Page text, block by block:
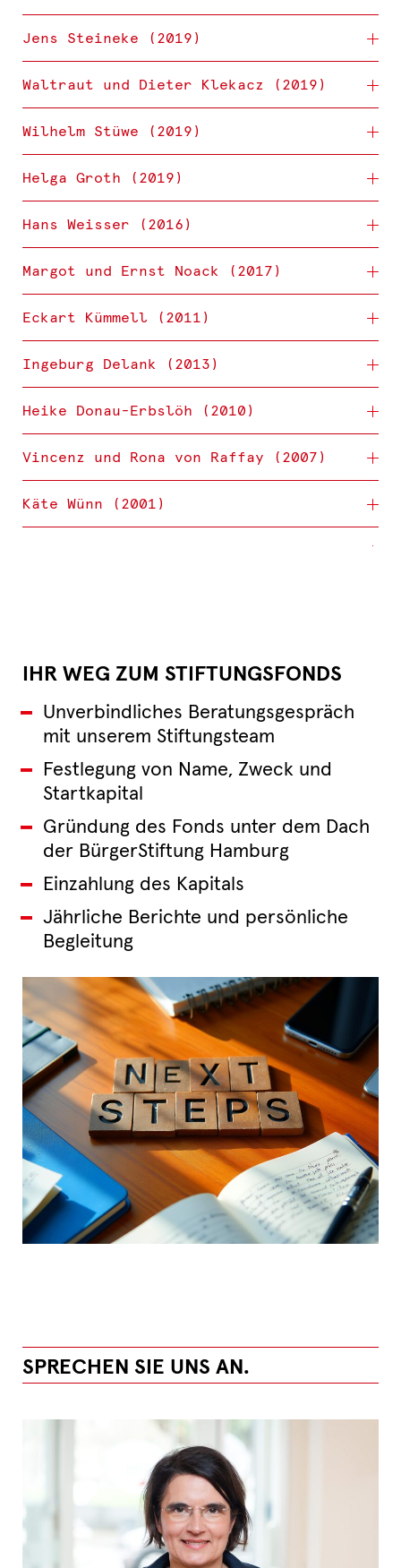
Jens Steineke (2019)
Waltraut und Dieter Klekacz (2019)
Wilhelm Stüwe (2019)
Helga Groth (2019)
Hans Weisser (2016)
Margot und Ernst Noack (2017)
Eckart Kümmell (2011)
Ingeburg Delank (2013)
Heike Donau-Erbslöh (2010)
Vincenz und Rona von Raffay (2007)
Käte Wünn (2001)
IHR WEG ZUM STIFTUNGSFONDS
Unverbindliches Beratungsgespräch
mit unserem Stiftungsteam
Festlegung von Name, Zweck und
Startkapital
Gründung des Fonds unter dem Dach
der BürgerStiftung Hamburg
Einzahlung des Kapitals
Jährliche Berichte und persönliche
Begleitung
SPRECHEN SIE UNS AN.